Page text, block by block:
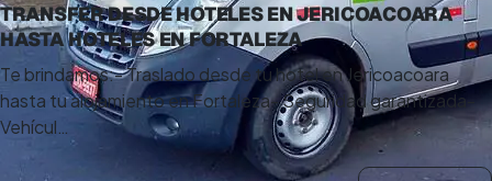
TRANSFER DESDE HOTELES EN JERICOACOARA
HASTA HOTELES EN FORTALEZA
Te brindamos:- Traslado desde tu hotel en Jericoacoara
hasta tu alojamiento en Fortaleza- Seguridad garantizada-
Vehícul…